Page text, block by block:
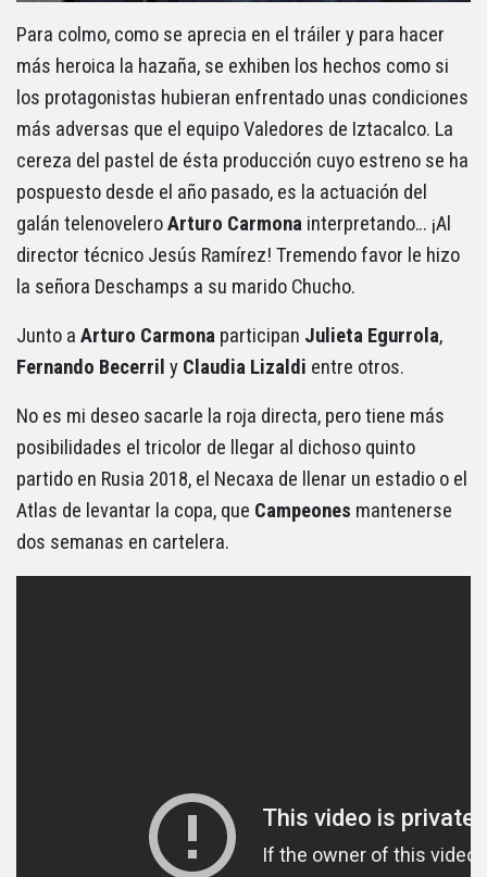
Para colmo, como se aprecia en el tráiler y para hacer
más heroica la hazaña, se exhiben los hechos como si
los protagonistas hubieran enfrentado unas condiciones
más adversas que el equipo Valedores de Iztacalco. La
cereza del pastel de ésta producción cuyo estreno se ha
pospuesto desde el año pasado, es la actuación del
galán telenoveleroArturo Carmona interpretando… ¡Al
director técnico Jesús Ramírez! Tremendo favor le hizo
la señora Deschamps a su marido Chucho.
Junto a Arturo Carmona participan Julieta Egurrola,
Fernando Becerril y Claudia Lizaldi entre otros.
No es mi deseo sacarle la roja directa, pero tiene más
posibilidades el tricolor de llegar al dichoso quinto
partido en Rusia 2018, el Necaxa de llenar un estadio o el
Atlas de levantar la copa, que Campeones mantenerse
dos semanas en cartelera.